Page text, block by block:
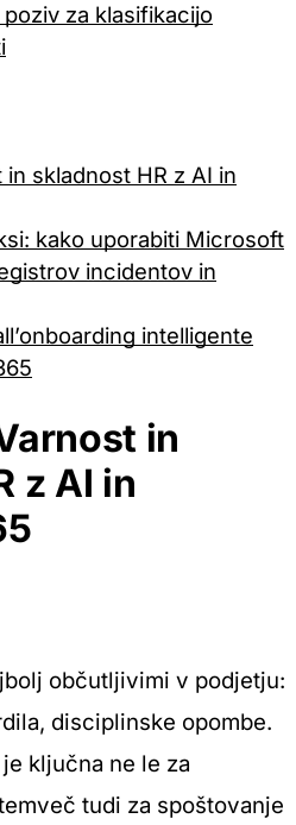
za klasifikacijo
skladnost HR z AI in
kako uporabiti Microsoft
incidentov in
intelligente
in
z AI in
občutljivimi v podjetju:
disciplinske opombe.
ključna ne le za
tudi za spoštovanje